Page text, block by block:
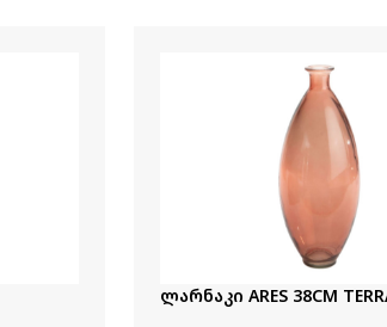
ლარნაკი ARES 38CM